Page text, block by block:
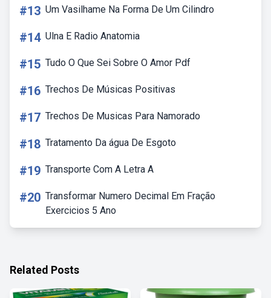
#13 Um Vasilhame Na Forma De Um Cilindro
#14 Ulna E Radio Anatomia
#15 Tudo O Que Sei Sobre O Amor Pdf
#16 Trechos De Músicas Positivas
#17 Trechos De Musicas Para Namorado
#18 Tratamento Da água De Esgoto
#19 Transporte Com A Letra A
#20 Transformar Numero Decimal Em Fração
Exercicios 5 Ano
Related Posts